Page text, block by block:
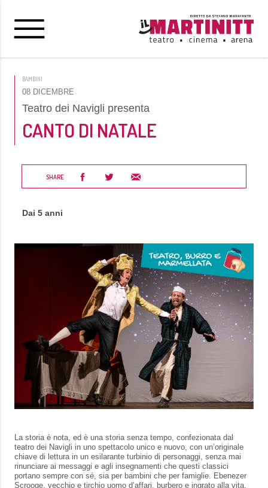
BAMBINI
08 DICEMBRE
Teatro dei Navigli presenta
CANTO DI NATALE
SHARE
Dai 5 anni
La storia è nota, ed è una storia senza tempo, confezionata dal
teatro dei Navigli in uno spettacolo unico e nuovo, con un’originale
chiave di lettura in un esilarante turbinio di personaggi, senza mai
rinunciare ai messaggi e agli insegnamenti che questi classici
portano sempre con sé, sia per bambini che per famiglie. Ebenezer
Scrooge, vecchio e tirchio uomo d’affari, burbero e ingrato alla vita,